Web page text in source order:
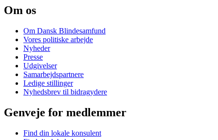
Om os
Om Dansk Blindesamfund
Vores politiske arbejde
Nyheder
Presse
Udgivelser
Samarbejdspartnere
Ledige stillinger
Nyhedsbrev til bidragydere
Genveje for medlemmer
Find din lokale konsulent